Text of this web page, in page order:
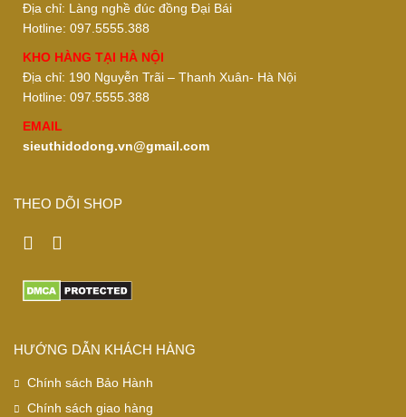
Địa chỉ: Làng nghề đúc đồng Đại Bái
Hotline: 097.5555.388
KHO HÀNG TẠI HÀ NỘI
Địa chỉ: 190 Nguyễn Trãi – Thanh Xuân- Hà Nội
Hotline: 097.5555.388
EMAIL
sieuthidodong.vn@gmail.com
THEO DÕI SHOP
HƯỚNG DẪN KHÁCH HÀNG
Chính sách Bảo Hành
Chính sách giao hàng